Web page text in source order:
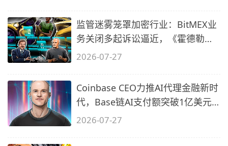
监管迷雾笼罩加密行业：BitMEX业
务关闭多起诉讼逼近，《霍德勒文
摘》7
2026-07-27
Coinbase CEO力推AI代理金融新时
代，Base链AI支付额突破1亿美元
大关
2026-07-27